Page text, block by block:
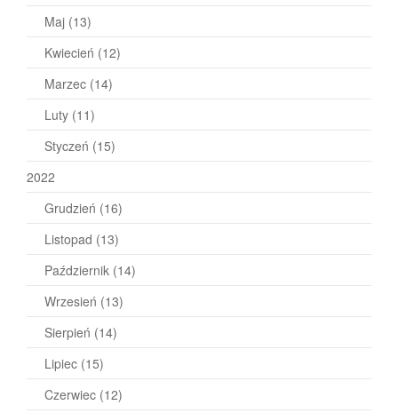
Maj (13)
Kwiecień (12)
Marzec (14)
Luty (11)
Styczeń (15)
2022
Grudzień (16)
Listopad (13)
Październik (14)
Wrzesień (13)
Sierpień (14)
Lipiec (15)
Czerwiec (12)